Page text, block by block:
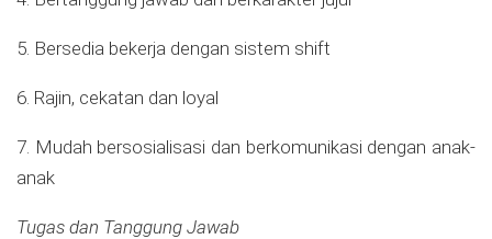
5. Bersedia bekerja dengan sistem shift
6. Rajin, cekatan dan loyal
7. Mudah bersosialisasi dan berkomunikasi dengan anak-
anak
Tugas dan Tanggung Jawab